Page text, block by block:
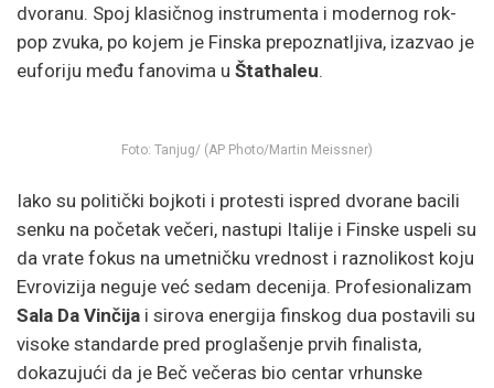
dvoranu. Spoj klasičnog instrumenta i modernog rok-
pop zvuka, po kojem je Finska prepoznatljiva, izazvao je
euforiju među fanovima u Štathaleu.
Foto: Tanjug/ (AP Photo/Martin Meissner)
Iako su politički bojkoti i protesti ispred dvorane bacili
senku na početak večeri, nastupi Italije i Finske uspeli su
da vrate fokus na umetničku vrednost i raznolikost koju
Evrovizija neguje već sedam decenija. Profesionalizam
Sala Da Vinčija i sirova energija finskog dua postavili su
visoke standarde pred proglašenje prvih finalista,
dokazujući da je Beč večeras bio centar vrhunske